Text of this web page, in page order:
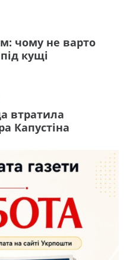
чому не варто
кущі
втратила
Капустіна